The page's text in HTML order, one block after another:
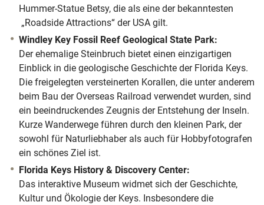
Hummer-Statue Betsy, die als eine der bekanntesten
„Roadside Attractions“ der USA gilt.
Windley Key Fossil Reef Geological State Park:
Der ehemalige Steinbruch bietet einen einzigartigen
Einblick in die geologische Geschichte der Florida Keys.
Die freigelegten versteinerten Korallen, die unter anderem
beim Bau der Overseas Railroad verwendet wurden, sind
ein beeindruckendes Zeugnis der Entstehung der Inseln.
Kurze Wanderwege führen durch den kleinen Park, der
sowohl für Naturliebhaber als auch für Hobbyfotografen
ein schönes Ziel ist.
Florida Keys History & Discovery Center:
Das interaktive Museum widmet sich der Geschichte,
Kultur und Ökologie der Keys. Insbesondere die